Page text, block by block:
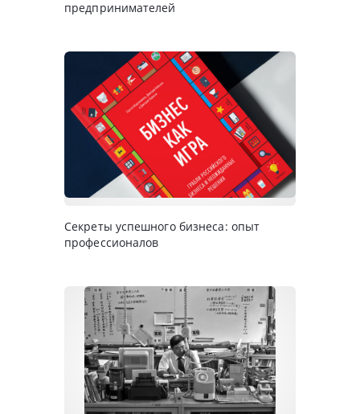
предпринимателей
Секреты успешного бизнеса: опыт
профессионалов